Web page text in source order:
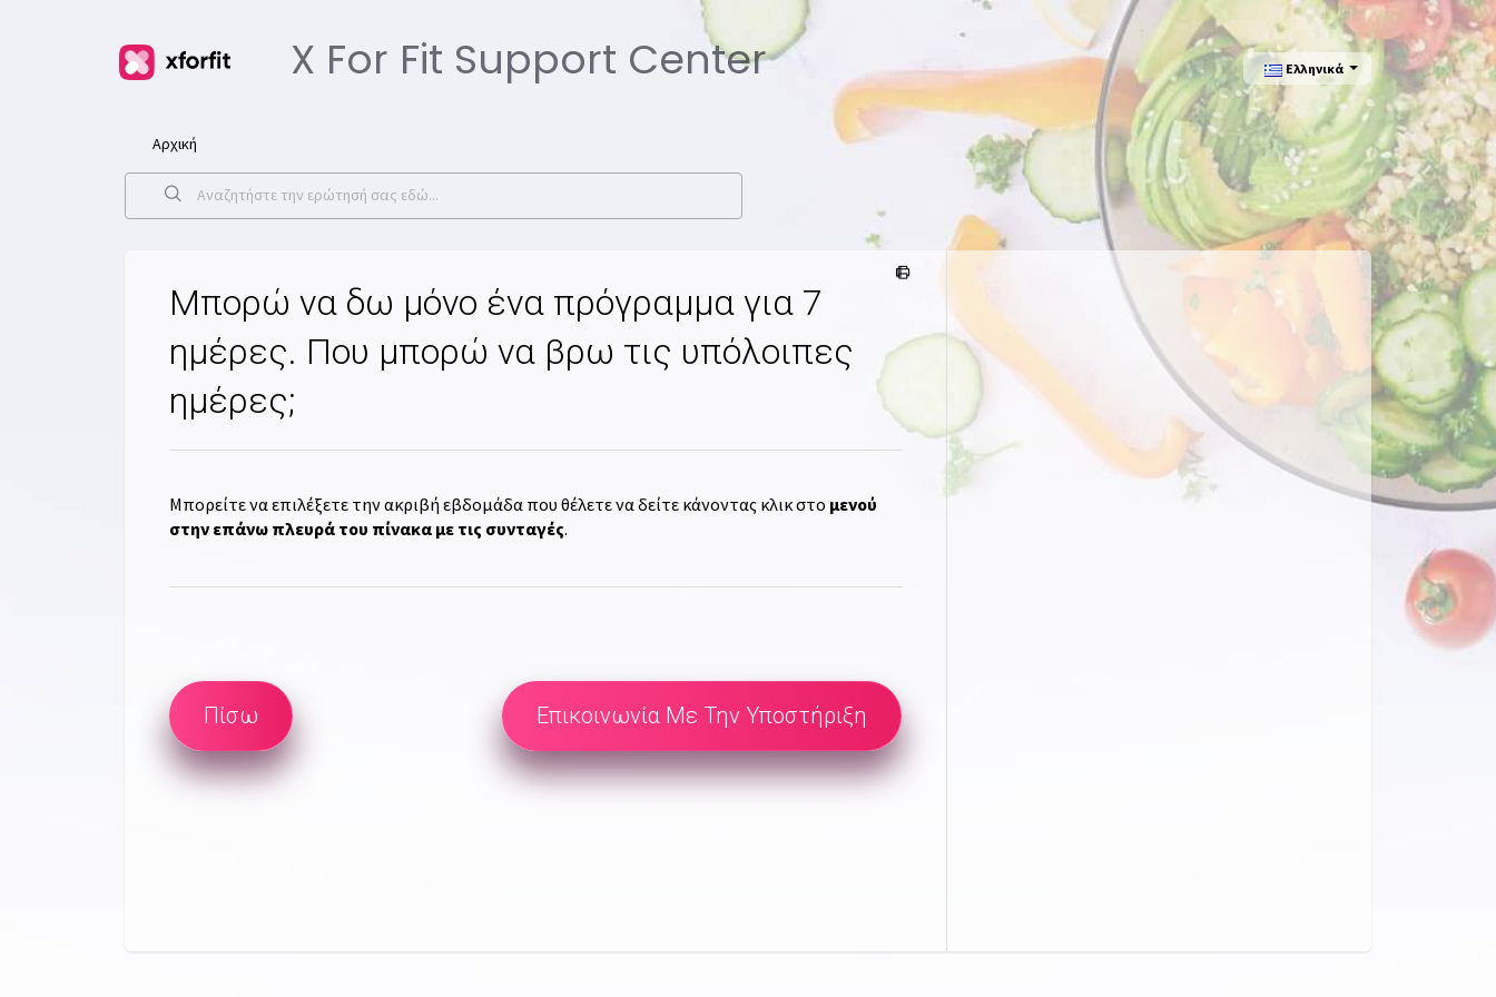
X For Fit Support Center Ελληνικά
Αρχική
Μπορώ να δω μόνο ένα πρόγραμμα για 7
ημέρες. Που μπορώ να βρω τις υπόλοιπες
ημέρες;
Μπορείτε να επιλέξετε την ακριβή εβδομάδα που θέλετε να δείτε κάνοντας κλικ στο μενού
στην επάνω πλευρά του πίνακα με τις συνταγές.
Πίσω Επικοινωνία Με Την Υποστήριξη